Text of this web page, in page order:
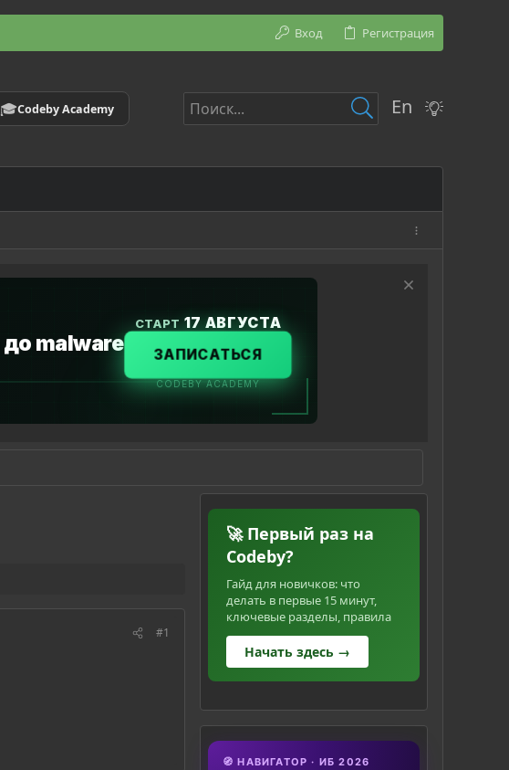
Вход Регистрация
🎓Codeby Academy En
#1
🚀 Первый раз на
Codeby?
Гайд для новичков: что
делать в первые 15 минут,
ключевые разделы, правила
Начать здесь →
🧭 НАВИГАТОР · ИБ 2026